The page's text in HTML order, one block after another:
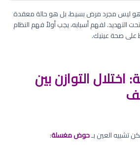
هو ليس مجرد مرض بسيط، بل هو حالة معقدة
تحت التهديد. لفهم أسبابه، يجب أولاً فهم النظام
على صحة عينيك.
اختلال التوازن بين
تشبيه العين بـحوض مغسلة: